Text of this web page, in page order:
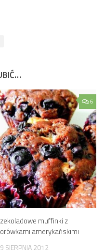
6
muffinki z
amerykańskimi
SIERPNIA 2012